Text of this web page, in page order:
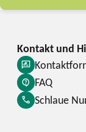
FAQ
Schlaue